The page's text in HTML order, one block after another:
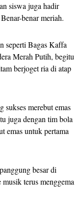
siswa juga hadir
benar meriah.
seperti Bagas Kaffa
Merah Putih, begitu
berjoget ria di atap
sukses merebut emas
juga dengan tim bola
emas untuk pertama
besar di
terus menggema